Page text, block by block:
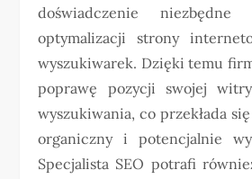
doświadczenie
optymalizacji strony
wyszukiwarek. Dzięki temu
poprawę pozycji swojej
wyszukiwania, co przekłada
organiczny i potencjalnie
Specjalista SEO potrafi